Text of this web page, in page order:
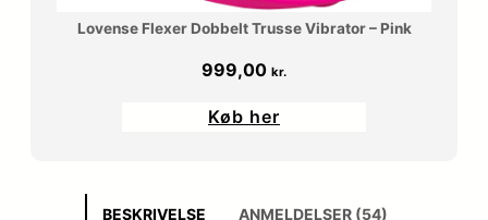
Lovense Flexer Dobbelt Trusse Vibrator – Pink
999,00 kr.
Køb her
BESKRIVELSE ANMELDELSER (54)